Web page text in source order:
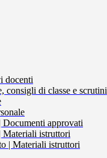
docenti
consigli di classe e scrutini
approvati
istruttori
| Materiali istruttori